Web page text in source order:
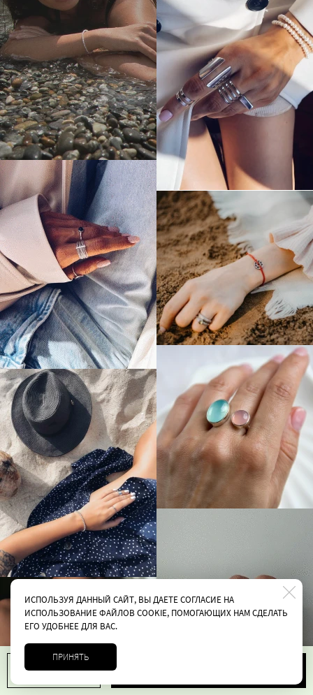
1
ИСПОЛЬЗУЯ ДАННЫЙ САЙТ, ВЫ ДАЕТЕ СОГЛАСИЕ НА
ИСПОЛЬЗОВАНИЕ ФАЙЛОВ COOKIE, ПОМОГАЮЩИХ НАМ СДЕЛАТЬ
ЕГО УДОБНЕЕ ДЛЯ ВАС.
ПРИНЯТЬ